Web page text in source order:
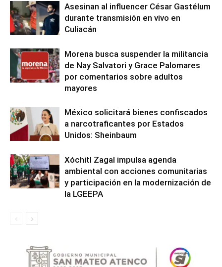
Asesinan al influencer César Gastélum
durante transmisión en vivo en
Culiacán
Morena busca suspender la militancia
de Nay Salvatori y Grace Palomares
por comentarios sobre adultos
mayores
México solicitará bienes confiscados
a narcotraficantes por Estados
Unidos: Sheinbaum
Xóchitl Zagal impulsa agenda
ambiental con acciones comunitarias
y participación en la modernización de
la LGEEPA